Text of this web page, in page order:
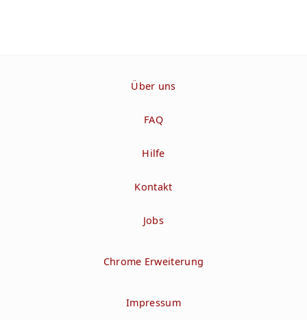
Über uns
FAQ
Hilfe
Kontakt
Jobs
Chrome Erweiterung
Impressum